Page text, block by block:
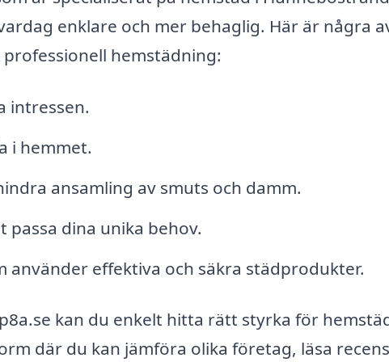
enklare och mer behaglig. Här är några
hemstädning:
intressen.
i hemmet.
ansamling av smuts och damm.
dina unika behov.
använder effektiva och säkra städprodukter.
kan du enkelt hitta rätt styrka för
där du kan jämföra olika företag, läsa